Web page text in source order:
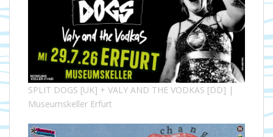
SPLIT DOGS [UK] + VALY AND THE VODKAS [DD] |
Museumskeller Erfurt